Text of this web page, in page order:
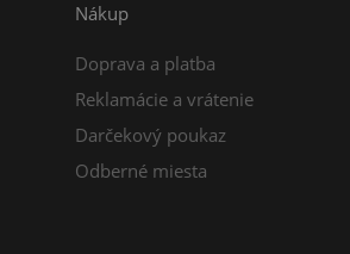
Nákup
Doprava a platba
Reklamácie a vrátenie
Darčekový poukaz
Odberné miesta